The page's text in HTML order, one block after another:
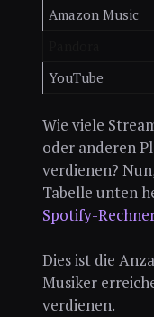
Amazon Music
YouTube
Wie viele
oder anderen
verdienen?
Tabelle unten
Spotify-
Dies ist die
Musiker
verdienen.